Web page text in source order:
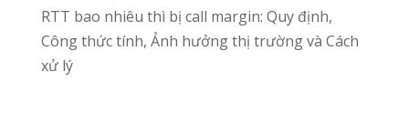
RTT bao nhiêu thì bị call margin: Quy định,
Công thức tính, Ảnh hưởng thị trường và Cách
xử lý